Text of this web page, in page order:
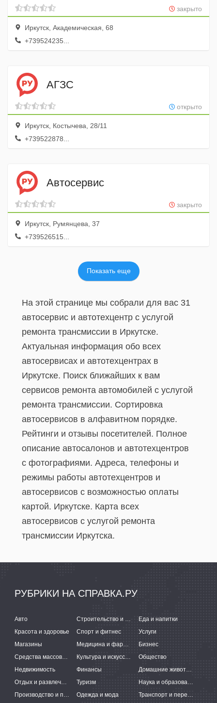
закрыто
Иркутск, Академическая, 68
+739524235...
АГЗС
открыто
Иркутск, Костычева, 28/11
+739522878...
Автосервис
закрыто
Иркутск, Румянцева, 37
+739526515...
Показать еще
На этой странице мы собрали для вас 31
автосервис и автотехцентр с услугой
ремонта трансмиссии в Иркутске.
Актуальная информация обо всех
автосервисах и автотехцентрах в
Иркутске. Поиск ближайших к вам
сервисов ремонта автомобилей с услугой
ремонта трансмиссии. Сортировка
автосервисов в алфавитном порядке.
Рейтинги и отзывы посетителей. Полное
описание автосалонов и автотехцентров
с фотографиями. Адреса, телефоны и
режимы работы автотехцентров и
автосервисов с возможностью оплаты
картой. Иркутске. Карта всех
автосервисов c услугой ремонта
трансмиссии Иркутска.
РУБРИКИ НА СПРАВКА.РУ
Авто Строительство и ремонт
Еда и напитки
Красота и здоровье
Спорт и фитнес
Услуги
Магазины
Медицина и фармацевтика
Бизнес
Средства массовой информации
Культура и искусство
Общество
Недвижимость
Финансы
Домашние животные
Отдых и развлечения
Туризм
Наука и образование
Производство и поставки
Одежда и мода Транспорт и перевозки